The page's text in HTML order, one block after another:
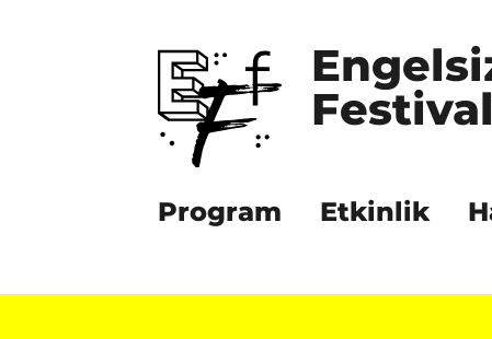
Program Etkinlik